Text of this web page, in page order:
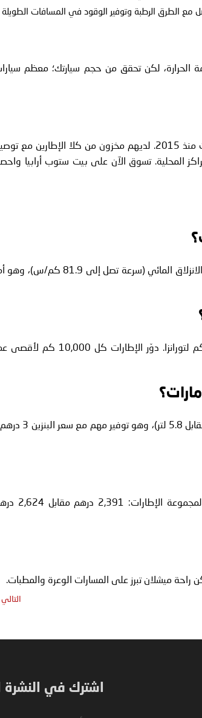
(أبوظبي): اختر بريدجستون تورانزا 6 لتعامل أفضل مع الطرق الرطبة وتوفير الوقود في المسافات الطويلة
90% من المستخدمين) لمقاومة الحرارة، لكن تحقق من حجم سيارتك؛ معظم
توجه إلى بيت ستوب أرابيا، متجر الإطارات الموثوق عبر الإنترنت في الإمارات منذ 2015. لديهم مخزون من كلا الإطارين مع
المحلية. تسوق الآن على بيت ستوب أرابيا
كلاهما يتعامل جيدًا مع المطر، لكن بريدجستون تورانزا 6 يتفوق في مقاومة الانزلاق المائي (سرعة تصل إلى 81.9
يوفر ميشلان بريماسي 4 بلس عمرًا متوقعًا 49,625 كم، مقابل 41,150 كم لتورانزا. دوّر الإطارات كل
نعم، يوفر بريدجستون تورانزا 6 حوالي 1.7% في الوقود (5.7 لتر/100 كم مقابل 5.8 لتر)،
يعد بريدجستون أرخص بحوالي 50-100 درهم لكل إطار. المجموع الكامل
راحة ميشلان تبرز على المسارات الوعرة والمطبات.
التالي
اشترك في النشرة